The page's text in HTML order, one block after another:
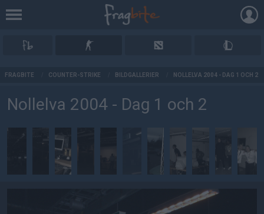
FRAGBITE COUNTER-STRIKE BILDGALLERIER NOLLELVA 2004 - DAG 1 OCH 2
Nollelva 2004 - Dag 1 och 2